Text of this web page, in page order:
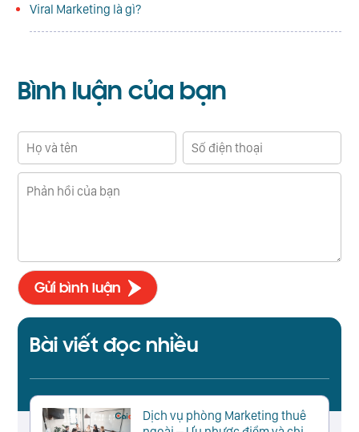
Viral Marketing là gì?
Bình luậncủa bạn
Bài viết đọc nhiều
Dịch vụ phòng Marketing thuê